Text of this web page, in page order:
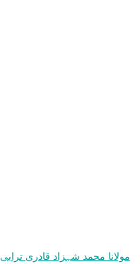
مولانا محمد شہزاد قادری ترابی